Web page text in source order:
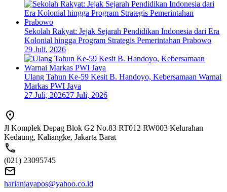
Sekolah Rakyat: Jejak Sejarah Pendidikan Indonesia dari Era
Kolonial hingga Program Strategis Pemerintahan Prabowo
29 Juli, 2026
Ulang Tahun Ke-59 Kesit B. Handoyo, Kebersamaan Warnai
Markas PWI Jaya
27 Juli, 202627 Juli, 2026
Jl Komplek Depag Blok G2 No.83 RT012 RW003 Kelurahan
Kedaung, Kaliangke, Jakarta Barat
(021) 23095745
harianjayapos@yahoo.co.id